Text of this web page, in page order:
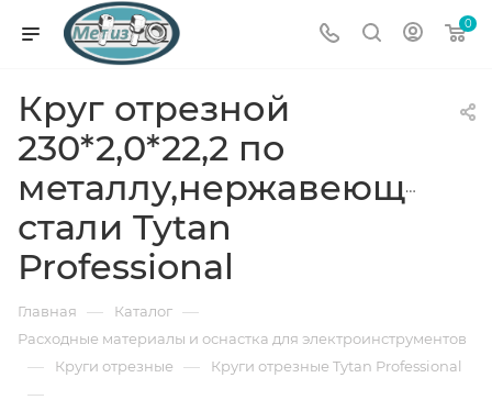
0
Круг отрезной
230*2,0*22,2 по
металлу,нержавеющей
стали Tytan
Professional
Главная — Каталог —
Расходные материалы и оснастка для электроинструментов
— Круги отрезные — Круги отрезные Tytan Professional
—